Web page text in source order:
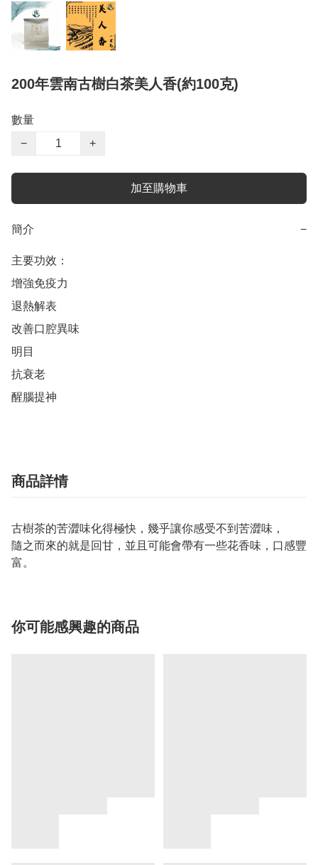
200年雲南古樹白茶美人香(約100克)
數量
−
+
加至購物車
簡介 −
主要功效：
增強免疫力
退熱解表
改善口腔異味
明目
抗衰老
醒腦提神
商品詳情
古樹茶的苦澀味化得極快，幾乎讓你感受不到苦澀味，
隨之而來的就是回甘，並且可能會帶有一些花香味，口感豐
富。
你可能感興趣的商品